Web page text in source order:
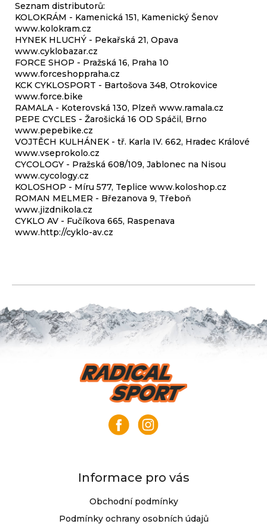
Seznam distributorů:
KOLOKRÁM - Kamenická 151, Kamenický Šenov
www.kolokram.cz
HYNEK HLUCHÝ - Pekařská 21, Opava
www.cyklobazar.cz
FORCE SHOP - Pražská 16, Praha 10
www.forceshoppraha.cz
KCK CYKLOSPORT - Bartošova 348, Otrokovice
www.force.bike
RAMALA - Koterovská 130, Plzeň www.ramala.cz
PEPE CYCLES - Žarošická 16 OD Spáčil, Brno
www.pepebike.cz
VOJTĚCH KULHÁNEK - tř. Karla IV. 662, Hradec Králové
www.vseprokolo.cz
CYCOLOGY - Pražská 608/109, Jablonec na Nisou
www.cycology.cz
KOLOSHOP - Míru 577, Teplice www.koloshop.cz
ROMAN MELMER - Březanova 9, Třeboň
www.jizdnikola.cz
CYKLO AV - Fučíkova 665, Raspenava
www.http://cyklo-av.cz
Informace pro vás
Obchodní podmínky
Podmínky ochrany osobních údajů